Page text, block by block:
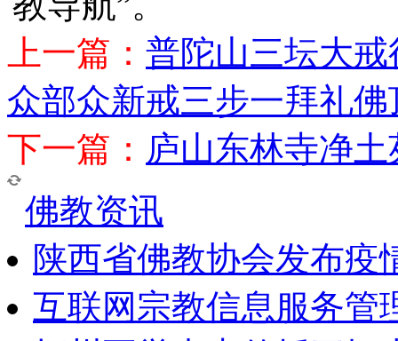
上一篇： 普陀山三坛大
众部众新戒三步一拜礼佛
下一篇： 庐山东林寺净
佛教资讯
陕西省佛教协会发布疫
互联网宗教信息服务管